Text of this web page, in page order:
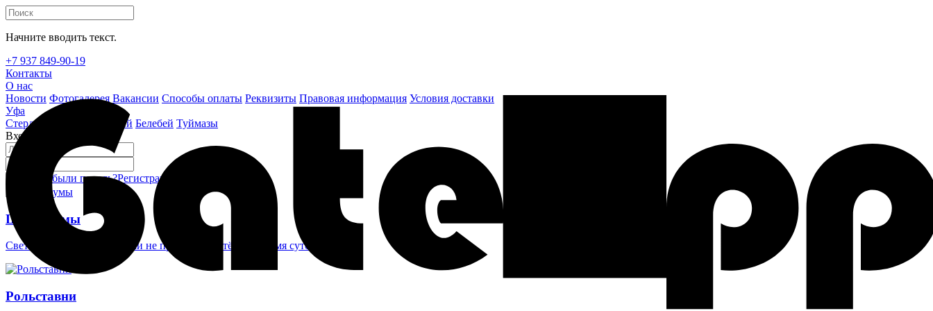
Начните вводить текст.
+7 937 849-90-19
Контакты
О нас
Новости Фотогалерея Вакансии Способы оплаты Реквизиты Правовая информация Условия доставки
Уфа
Стерлитамак
Октябрьский Белебей Туймазы
Вход на сайт
Забыли пароль?Регистрация
Шлагбаумы
Светоотражающие наклейки не проглядеть в тёмное время суток
Рольставни